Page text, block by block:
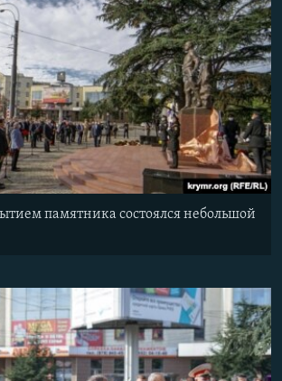
памятника состоялся небольшой